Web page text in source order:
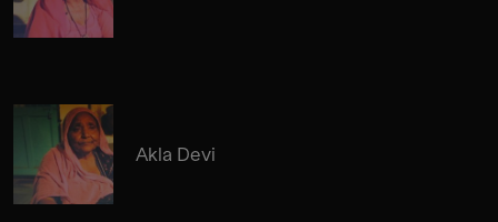
Akla Devi